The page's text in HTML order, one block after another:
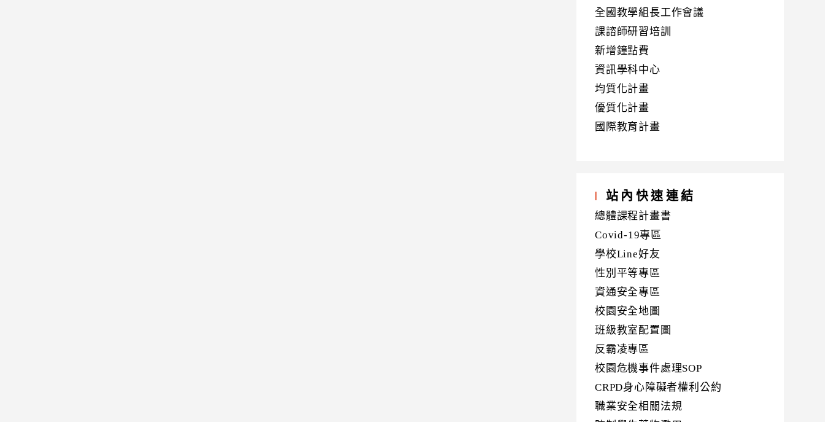
全國教學組長工作會議
課諮師研習培訓
新增鐘點費
資訊學科中心
均質化計畫
優質化計畫
國際教育計畫
站內快速連結
總體課程計畫書
Covid-19專區
學校Line好友
性別平等專區
資通安全專區
校園安全地圖
班級教室配置圖
反霸凌專區
校園危機事件處理SOP
CRPD身心障礙者權利公約
職業安全相關法規